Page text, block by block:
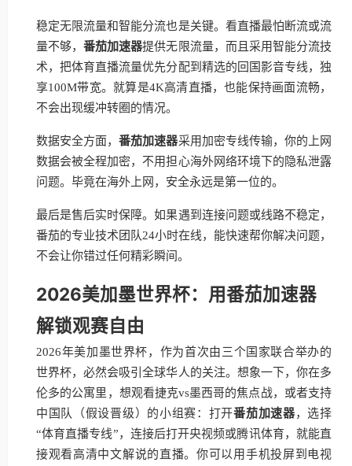
稳定无限流量和智能分流也是关键。看直播最怕断流或流
量不够，番茄加速器提供无限流量，而且采用智能分流技
术，把体育直播流量优先分配到精选的回国影音专线，独
享100M带宽。就算是4K高清直播，也能保持画面流畅，
不会出现缓冲转圈的情况。
数据安全方面，番茄加速器采用加密专线传输，你的上网
数据会被全程加密，不用担心海外网络环境下的隐私泄露
问题。毕竟在海外上网，安全永远是第一位的。
最后是售后实时保障。如果遇到连接问题或线路不稳定，
番茄的专业技术团队24小时在线，能快速帮你解决问题，
不会让你错过任何精彩瞬间。
2026美加墨世界杯：用番茄加速器
解锁观赛自由
2026年美加墨世界杯，作为首次由三个国家联合举办的
世界杯，必然会吸引全球华人的关注。想象一下，你在多
伦多的公寓里，想观看捷克vs墨西哥的焦点战，或者支持
中国队（假设晋级）的小组赛：打开番茄加速器，选择
“体育直播专线”，连接后打开央视频或腾讯体育，就能直
接观看高清中文解说的直播。你可以用手机投屏到电视